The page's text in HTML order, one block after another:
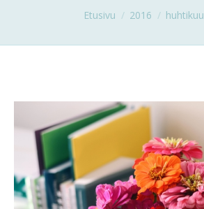
You are here:
Etusivu 2016 huhtikuu